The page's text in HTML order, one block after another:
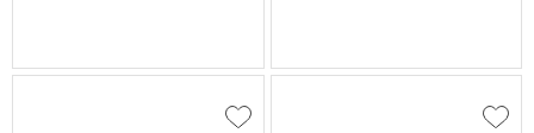
Zur
Zur